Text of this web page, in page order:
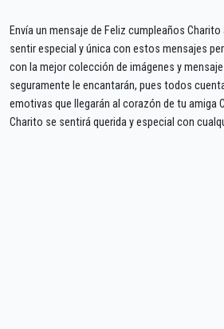
Envía un mensaje de Feliz cumpleaños
sentir especial y única con estos mensajes
con la mejor colección de imágenes y
seguramente le encantarán, pues todos
emotivas que llegarán al corazón de tu amiga
Charito se sentirá querida y especial con